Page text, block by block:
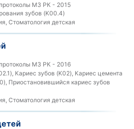
МЗ РК - 2015
зубов (K00.4)
Стоматология детская
МЗ РК - 2016
Кариес зубов (K02), Кариес цемента
Приостановившийся кариес зубов
Стоматология детская